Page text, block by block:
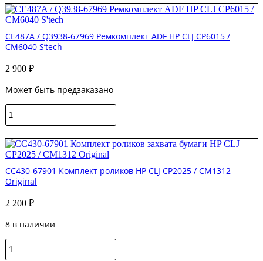
/
L2718A
Комплект
роликов
ADF
Ent
Color
M775
CE487A / Q3938-67969 Ремкомплект ADF HP CLJ CP6015 /
CM6040 S’tech
2 900 ₽
Может быть предзаказано
Количество
товара
/
Q3938-
67969
Ремкомплект
ADF
CLJ
/
S'tech
CC430-67901 Комплект роликов HP CLJ CP2025 / CM1312
Original
2 200 ₽
8 в наличии
Количество
товара